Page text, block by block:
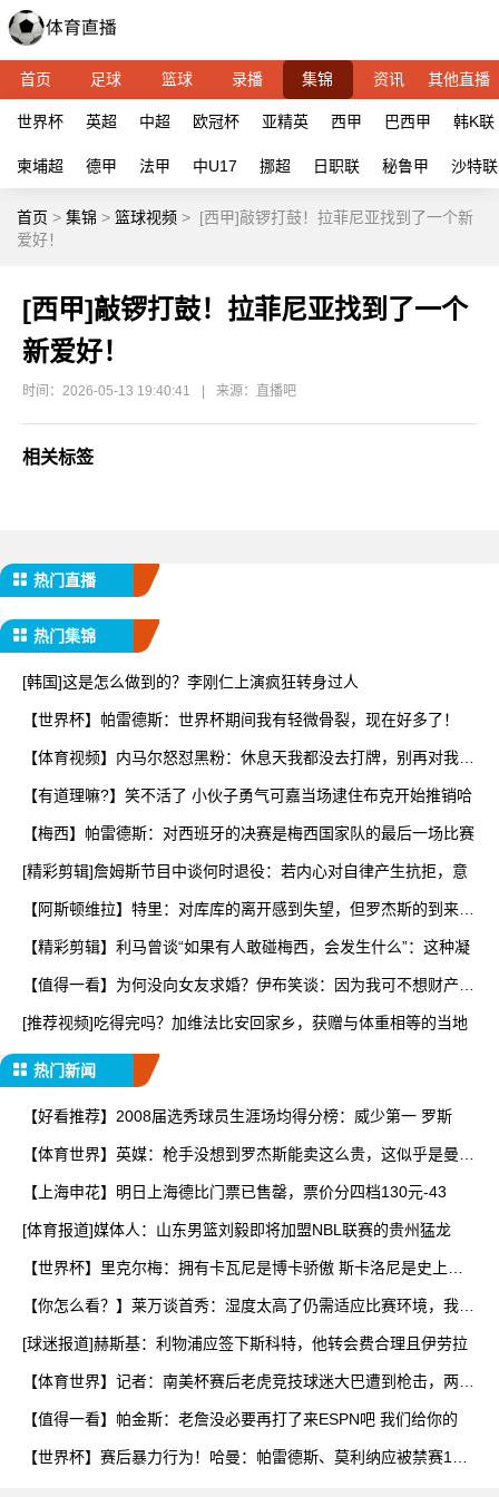
首页 足球 篮球 录播 集锦 资讯 其他直播
世界杯 英超 中超 欧冠杯 亚精英 西甲 巴西甲 韩K联
柬埔超 德甲 法甲 中U17 挪超 日职联 秘鲁甲 沙特联
首页 > 集锦 > 篮球视频 > [西甲]敲锣打鼓！拉菲尼亚找到了一个新
爱好！
[西甲]敲锣打鼓！拉菲尼亚找到了一个
新爱好！
时间：2026-05-13 19:40:41 来源：直播吧
相关标签
热门直播
热门集锦
[韩国]这是怎么做到的？李刚仁上演疯狂转身过人
【世界杯】帕雷德斯：世界杯期间我有轻微骨裂，现在好多了！
【体育视频】内马尔怒怼黑粉：休息天我都没去打牌，别再对我指
【有道理嘛?】笑不活了 小伙子勇气可嘉当场逮住布克开始推销哈
【梅西】帕雷德斯：对西班牙的决赛是梅西国家队的最后一场比赛
[精彩剪辑]詹姆斯节目中谈何时退役：若内心对自律产生抗拒，意
【阿斯顿维拉】特里：对库库的离开感到失望，但罗杰斯的到来又
【精彩剪辑】利马曾谈“如果有人敢碰梅西，会发生什么”：这种凝
【值得一看】为何没向女友求婚？伊布笑谈：因为我可不想财产被
[推荐视频]吃得完吗？加维法比安回家乡，获赠与体重相等的当地
热门新闻
【好看推荐】2008届选秀球员生涯场均得分榜：威少第一 罗斯
【体育世界】英媒：枪手没想到罗杰斯能卖这么贵，这似乎是曼城
【上海申花】明日上海德比门票已售罄，票价分四档130元-43
[体育报道]媒体人：山东男篮刘毅即将加盟NBL联赛的贵州猛龙
【世界杯】里克尔梅：拥有卡瓦尼是博卡骄傲 斯卡洛尼是史上最
【你怎么看？】莱万谈首秀：湿度太高了仍需适应比赛环境，我还
[球迷报道]赫斯基：利物浦应签下斯科特，他转会费合理且伊劳拉
【体育世界】记者：南美杯赛后老虎竞技球迷大巴遭到枪击，两人
【值得一看】帕金斯：老詹没必要再打了来ESPN吧 我们给你的
【世界杯】赛后暴力行为！哈曼：帕雷德斯、莫利纳应被禁赛1